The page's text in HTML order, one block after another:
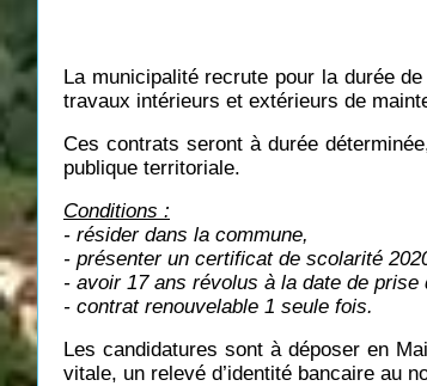
La municipalité recrute pour la durée
travaux intérieurs et extérieurs de
Ces contrats seront à durée
publique territoriale.
Conditions :
- résider dans la commune,
- présenter un certificat de scolarité
- avoir 17 ans révolus à la date de prise
- contrat renouvelable 1 seule fois.
Les candidatures sont à déposer en
vitale, un relevé d’identité bancaire au